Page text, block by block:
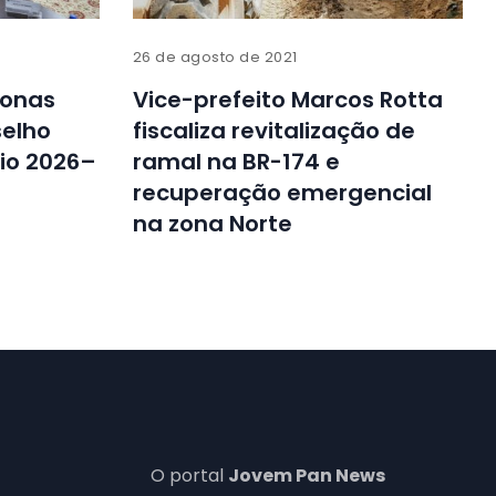
2026–
26 de agosto de 2021
Vice-prefeito Marcos Rotta
fiscaliza revitalização de
ramal na BR-174 e
recuperação emergencial
na zona Norte
O portal Jovem Pan News